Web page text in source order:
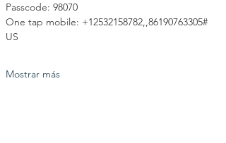
Passcode: 98070
One tap mobile: +12532158782,,86190763305#
US
Mostrar más